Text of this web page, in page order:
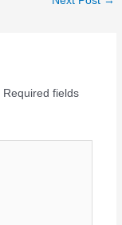
Required fields